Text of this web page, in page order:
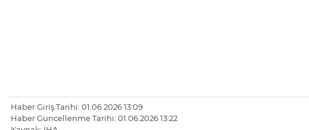
Haber Giriş Tarihi: 01.06.2026 13:09
Haber Güncellenme Tarihi: 01.06.2026 13:22